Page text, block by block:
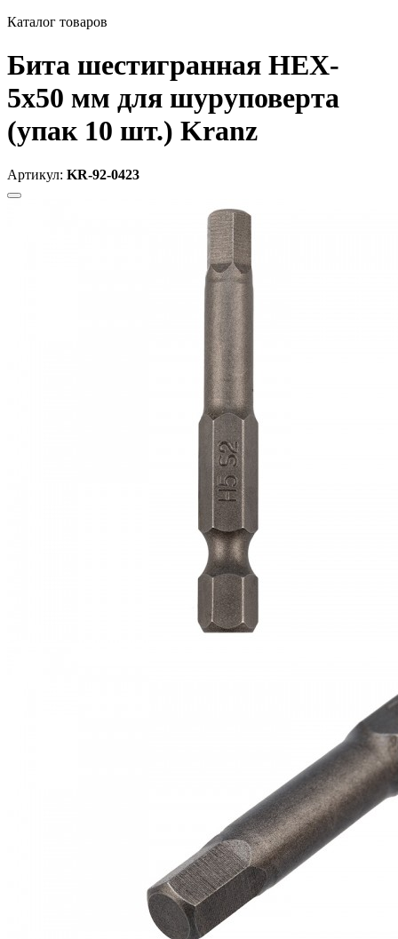
Каталог товаров
Бита шестигранная HEX-
5х50 мм для шуруповерта
(упак 10 шт.) Kranz
Артикул: KR-92-0423